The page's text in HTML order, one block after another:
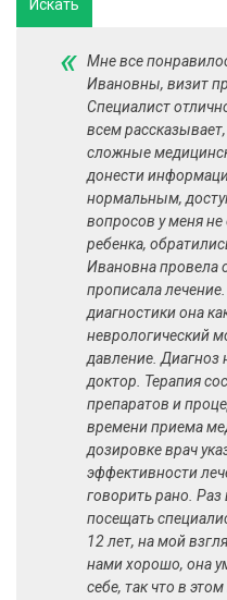
« Мне все
Ивановны, визит
Специалист
всем
сложные
донести
нормальным,
вопросов у меня
ребенка,
Ивановна провела
прописала
диагностики она
неврологический
давление. Диагноз
доктор. Терапия
препаратов и
времени приема
дозировке врач
эффективности
говорить рано.
посещать
12 лет, на мой
нами хорошо, она
себе, так что в